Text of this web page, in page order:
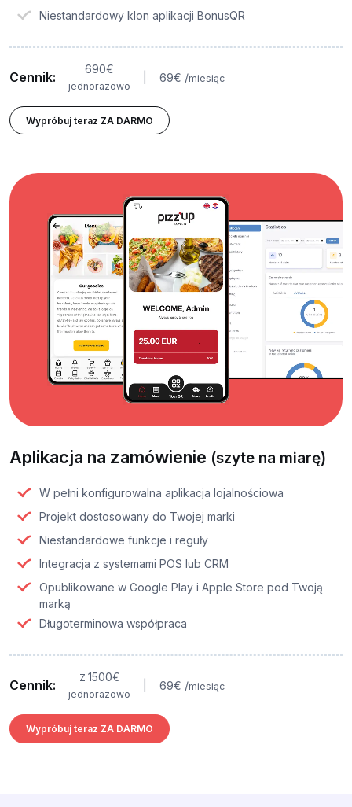
Niestandardowy klon aplikacji BonusQR
Cennik:
690€
jednorazowo
69€ /miesiąc
Wypróbuj teraz ZA DARMO
Aplikacja na zamówienie (szyte na miarę)
W pełni konfigurowalna aplikacja lojalnościowa
Projekt dostosowany do Twojej marki
Niestandardowe funkcje i reguły
Integracja z systemami POS lub CRM
Opublikowane w Google Play i Apple Store pod Twoją
marką
Długoterminowa współpraca
Cennik: Z 1500€
jednorazowo
69€ /miesiąc
Wypróbuj teraz ZA DARMO